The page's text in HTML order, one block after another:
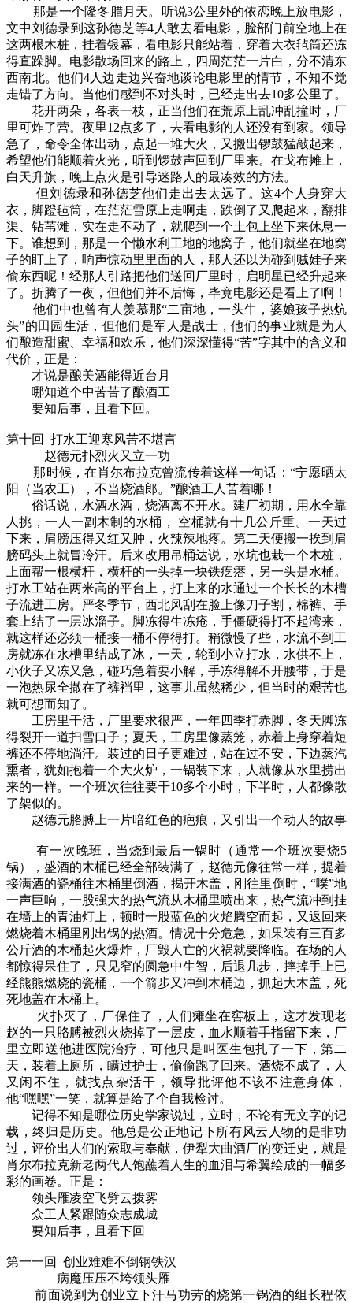
那是一个隆冬腊月天。听说3公里外的依恋晚上放电影，
文中刘德录到这孙德芝等4人敢去看电影，脸部门前空地上在
这两根木桩，挂着银幕，看电影只能站着，穿着大衣毡筒还冻
得直跺脚。电影散场回来的路上，四周茫茫一片白，分不清东
西南北。他们4人边走边兴奋地谈论电影里的情节，不知不觉
走错了方向。当他们感到不对头时，已经走出去10多公里了。
花开两朵，各表一枝，正当他们在荒原上乱冲乱撞时，厂
里可炸了营。夜里12点多了，去看电影的人还没有到家。领导
急了，命令全体出动，点起一堆大火，又搬出锣鼓猛敲起来，
希望他们能顺着火光，听到锣鼓声回到厂里来。在戈布摊上，
白天升旗，晚上点火是引导迷路人的最凑效的方法。
但刘德录和孙德芝他们走出去太远了。这4个人身穿大
衣，脚蹬毡筒，在茫茫雪原上走啊走，跌倒了又爬起来，翻排
渠、钻苇滩，实在走不动了，就爬到一个土包上坐下来休息一
下。谁想到，那是一个懒水利工地的地窝子，他们就坐在地窝
子的盯上了，响声惊动里里面的人，那人还以为碰到贼娃子来
偷东西呢！经那人引路把他们送回厂里时，启明星已经升起来
了。折腾了一夜，但他们并不后悔，毕竟电影还是看上了啊！
他们中也曾有人羡慕那“二亩地，一头牛，婆娘孩子热炕
头”的田园生活，但他们是军人是战士，他们的事业就是为人
们酿造甜蜜、幸福和欢乐，他们深深懂得“苦”字其中的含义和
代价，正是：
才说是酿美酒能得近台月
哪知道个中苦苦了酿酒工
要知后事，且看下回。
第十回 打水工迎寒风苦不堪言
赵德元扑烈火又立一功
那时候，在肖尔布拉克曾流传着这样一句话：“宁愿晒太
阳（当农工），不当烧酒郎。”酿酒工人苦着哪！
俗话说，水酒水酒，烧酒离不开水。建厂初期，用水全靠
人挑，一人一副木制的水桶， 空桶就有十几公斤重。一天过
下来，肩膀压得又红又肿，火辣辣地疼。第二天便搬一挨到肩
膀码头上就冒冷汗。后来改用吊桶达说，水坑也栽一个木桩，
上面帮一根横杆，横杆的一头掉一块铁疙瘩，另一头是水桶。
打水工站在两米高的平台上，打上来的水通过一个长长的木槽
子流进工房。严冬季节，西北风刮在脸上像刀子割，棉裤、手
套上结了一层冰溜子。脚冻得生冻疮，手僵硬得打不起湾来，
就这样还必须一桶接一桶不停得打。稍微慢了些，水流不到工
房就冻在水槽里结成了冰，一天，轮到小立打水，水供不上，
小伙子又冻又急，碰巧急着要小解，手冻得解不开腰带，于是
一泡热尿全撒在了裤裆里，这事儿虽然稀少，但当时的艰苦也
就可想而知了。
工房里干活，厂里要求很严，一年四季打赤脚，冬天脚冻
得裂开一道扫雪口子；夏天，工房里像蒸笼，赤着上身穿着短
裤还不停地淌汗。装过的日子更难过，站在过不安，下边蒸汽
熏者，犹如抱着一个大火炉，一锅装下来，人就像从水里捞出
来的一样。一个班次往往要干10多个小时，下半时，人都像散
了架似的。
赵德元胳膊上一片暗红色的疤痕，又引出一个动人的故事
——
有一次晚班，当烧到最后一锅时（通常一个班次要烧5
锅），盛酒的木桶已经全部装满了，赵德元像往常一样，提着
接满酒的瓷桶往木桶里倒酒，揭开木盖，刚往里倒时，“噗”地
一声巨响，一股强大的热气流从木桶里喷出来，热气流冲到挂
在墙上的青油灯上，顿时一股蓝色的火焰腾空而起，又返回来
燃烧着木桶里刚出锅的热酒。情况十分危急，如果装有三百多
公斤酒的木桶起火爆炸，厂毁人亡的火祸就要降临。在场的人
都惊得呆住了，只见窄的圆急中生智，后退几步，摔掉手上已
经熊熊燃烧的瓷桶，一个箭步又冲到木桶边，抓起大木盖，死
死地盖在木桶上。
火扑灭了，厂保住了，人们瘫坐在窖板上，这才发现老
赵的一只胳膊被烈火烧掉了一层皮，血水顺着手指留下来，厂
里立即送他进医院治疗，可他只是叫医生包扎了一下，第二
天，装着上厕所，瞒过护士，偷偷跑了回来。酒烧不成了，人
又闲不住，就找点杂活干，领导批评他不该不注意身体，
他“嘿嘿”一笑，就算是给了个自我检讨。
记得不知是哪位历史学家说过，立时，不论有无文字的记
载，终归是历史。他总是公正地记下所有风云人物的是非功
过，评价出人们的索取与奉献，伊犁大曲酒厂的变迁史，就是
肖尔布拉克新老两代人饱蘸着人生的血泪与希翼绘成的一幅多
彩的画卷。正是：
领头雁凌空飞劈云拨雾
众工人紧跟随众志成城
要知后事，且看下回
第一一回 创业难难不倒钢铁汉
病魔压压不垮领头雁
前面说到为创业立下汗马功劳的烧第一锅酒的组长程依